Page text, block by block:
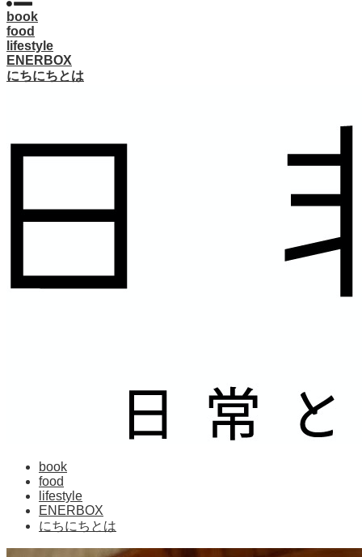
book
food
lifestyle
ENERBOX
にちにちとは
book
food
lifestyle
ENERBOX
にちにちとは